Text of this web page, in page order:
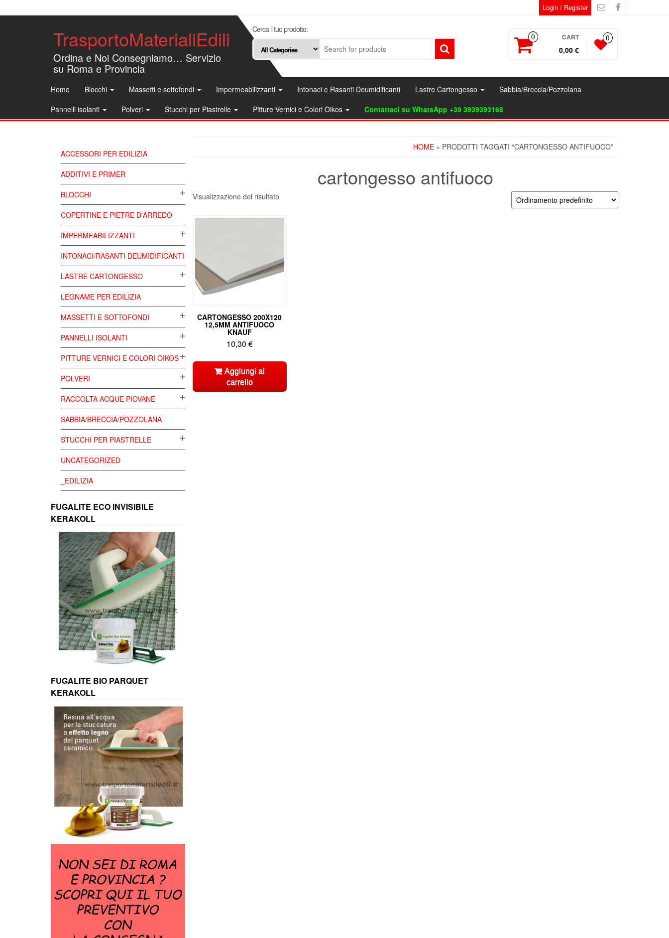
Login / Register
TrasportoMaterialiEdili
Ordina e Noi Consegniamo… Servizio
su Roma e Provincia
Cerca il tuo prodotto:
0 CART
0,00 €
0
Home Blocchi Massetti e sottofondi Impermeabilizzanti Intonaci e Rasanti Deumidificanti Lastre Cartongesso
Sabbia/Breccia/Pozzolana
Pannelli isolanti
Polveri Stucchi per Piastrelle Pitture Vernici e Colori Oikos Contattaci su WhatsApp +39 3939393168
ACCESSORI PER EDILIZIA
ADDITIVI E PRIMER
BLOCCHI
COPERTINE E PIETRE D'ARREDO
IMPERMEABILIZZANTI
INTONACI/RASANTI DEUMIDIFICANTI
LASTRE CARTONGESSO
LEGNAME PER EDILIZIA
MASSETTI E SOTTOFONDI
PANNELLI ISOLANTI
PITTURE VERNICI E COLORI OIKOS
POLVERI
RACCOLTA ACQUE PIOVANE
SABBIA/BRECCIA/POZZOLANA
STUCCHI PER PIASTRELLE
UNCATEGORIZED
_EDILIZIA
FUGALITE ECO INVISIBILE
KERAKOLL
FUGALITE BIO PARQUET
KERAKOLL
HOME » PRODOTTI TAGGATI “CARTONGESSO ANTIFUOCO”
cartongesso antifuoco
Visualizzazione del risultato
CARTONGESSO 200X120
12,5MM ANTIFUOCO
KNAUF
10,30 €
Aggiungi al
carrello